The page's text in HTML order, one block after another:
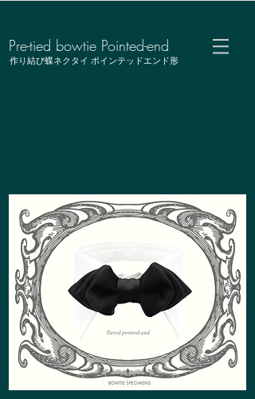
Pre-tied bowtie Pointed-end
作り結び蝶ネクタイ ポインテッドエンド形